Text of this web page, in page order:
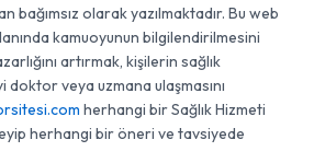
bağımsız olarak yazılmaktadır. Bu web
kamuoyunun bilgilendirilmesini
artırmak, kişilerin sağlık
doktor veya uzmana ulaşmasını
herhangi bir Sağlık Hizmeti
herhangi bir öneri ve tavsiyede